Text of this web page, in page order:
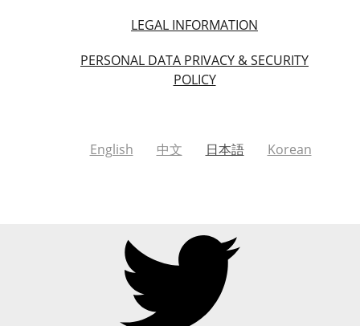
LEGAL INFORMATION
PERSONAL DATA PRIVACY & SECURITY
POLICY
English 中文 日本語 Korean